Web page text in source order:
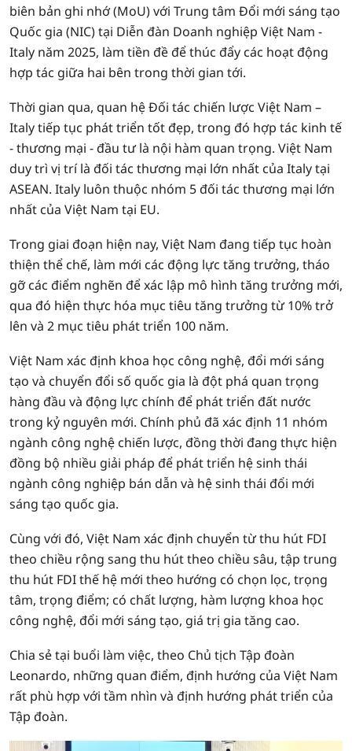
biên bản ghi nhớ (MoU) với Trung tâm Đổi mới sáng tạo
Quốc gia (NIC) tại Diễn đàn Doanh nghiệp Việt Nam -
Italy năm 2025, làm tiền đề để thúc đẩy các hoạt động
hợp tác giữa hai bên trong thời gian tới.
Thời gian qua, quan hệ Đối tác chiến lược Việt Nam –
Italy tiếp tục phát triển tốt đẹp, trong đó hợp tác kinh tế
- thương mại - đầu tư là nội hàm quan trọng. Việt Nam
duy trì vị trí là đối tác thương mại lớn nhất của Italy tại
ASEAN. Italy luôn thuộc nhóm 5 đối tác thương mại lớn
nhất của Việt Nam tại EU.
Trong giai đoạn hiện nay, Việt Nam đang tiếp tục hoàn
thiện thể chế, làm mới các động lực tăng trưởng, tháo
gỡ các điểm nghẽn để xác lập mô hình tăng trưởng mới,
qua đó hiện thực hóa mục tiêu tăng trưởng từ 10% trở
lên và 2 mục tiêu phát triển 100 năm.
Việt Nam xác định khoa học công nghệ, đổi mới sáng
tạo và chuyển đổi số quốc gia là đột phá quan trọng
hàng đầu và động lực chính để phát triển đất nước
trong kỷ nguyên mới. Chính phủ đã xác định 11 nhóm
ngành công nghệ chiến lược, đồng thời đang thực hiện
đồng bộ nhiều giải pháp để phát triển hệ sinh thái
ngành công nghiệp bán dẫn và hệ sinh thái đổi mới
sáng tạo quốc gia.
Cùng với đó, Việt Nam xác định chuyển từ thu hút FDI
theo chiều rộng sang thu hút theo chiều sâu, tập trung
thu hút FDI thế hệ mới theo hướng có chọn lọc, trọng
tâm, trọng điểm; có chất lượng, hàm lượng khoa học
công nghệ, đổi mới sáng tạo, giá trị gia tăng cao.
Chia sẻ tại buổi làm việc, theo Chủ tịch Tập đoàn
Leonardo, những quan điểm, định hướng của Việt Nam
rất phù hợp với tầm nhìn và định hướng phát triển của
Tập đoàn.